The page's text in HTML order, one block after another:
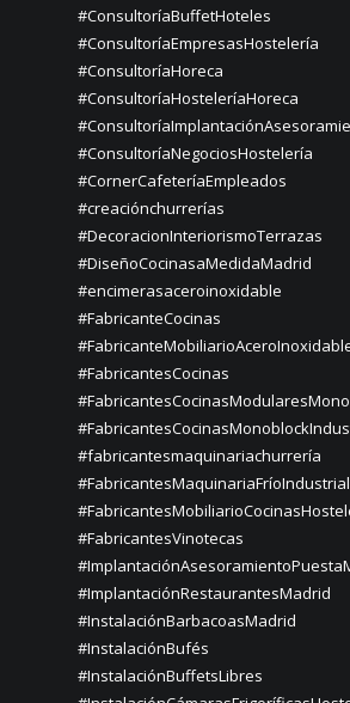
#ConsultoríaBuffetHoteles
#ConsultoríaEmpresasHostelería
#ConsultoríaHoreca
#ConsultoríaHosteleríaHoreca
#ConsultoríaNegociosHostelería
#CornerCafeteríaEmpleados
#creaciónchurrerías
#DecoracionInteriorismoTerrazas
#DiseñoCocinasaMedidaMadrid
#encimerasaceroinoxidable
#FabricanteCocinas
#FabricantesCocinas
#fabricantesmaquinariachurrería
#FabricantesMaquinariaFríoIndustrial
#FabricantesVinotecas
#ImplantaciónRestaurantesMadrid
#InstalaciónBarbacoasMadrid
#InstalaciónBufés
#InstalaciónBuffetsLibres